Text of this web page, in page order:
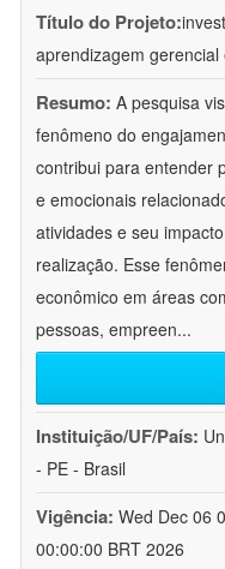
Título do Projeto:
aprendizagem
Resumo: A pesquisa
fenômeno do
contribui para entender
e emocionais
atividades e seu
realização. Esse
econômico em áreas
pessoas, empreen...
Instituição/UF/País:
- PE - Brasil
Vigência: Wed Dec 06
00:00:00 BRT 2026